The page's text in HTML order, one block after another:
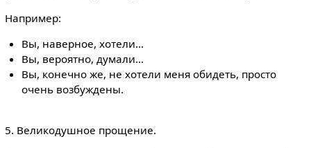
Например:
Вы, наверное, хотели…
Вы, вероятно, думали…
Вы, конечно же, не хотели меня обидеть, просто
очень возбуждены.
5. Великодушное прощение.